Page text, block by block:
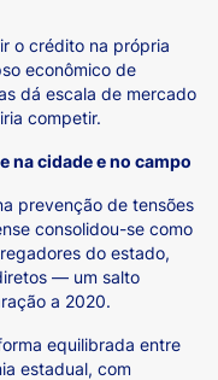
o crédito na própria
econômico de
dá escala de mercado
competir.
na cidade e no campo
prevenção de tensões
consolidou-se como
do estado,
— um salto
a 2020.
equilibrada entre
estadual, com